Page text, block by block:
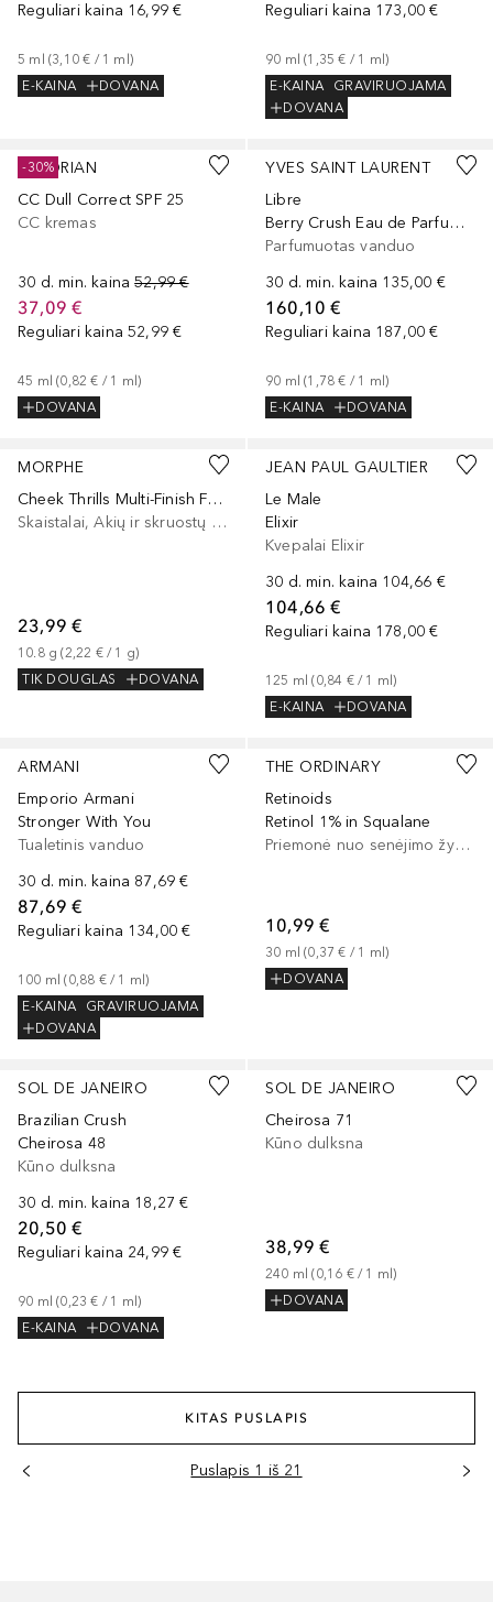
Reguliari kaina 16,99 €
5 ml (3,10 € / 1 ml)
E-KAINA
DOVANA
Reguliari kaina 173,00 €
90 ml (1,35 € / 1 ml)
E-KAINA
GRAVIRUOJAMA
DOVANA
ERBORIAN
CC Dull Correct SPF 25
CC kremas
30 d. min. kaina 52,99 €
37,09 €
Reguliari kaina 52,99 €
45 ml (0,82 € / 1 ml)
DOVANA
-30%
YVES SAINT LAURENT
Libre
Berry Crush Eau de Parfum Fruitée
Parfumuotas vanduo
30 d. min. kaina 135,00 €
160,10 €
Reguliari kaina 187,00 €
90 ml (1,78 € / 1 ml)
E-KAINA
DOVANA
MORPHE
Cheek Thrills Multi-Finish Face Trio
Skaistalai, Akių ir skruostų dažai, Lūpų ir skruostų dažai
23,99 €
10.8 g (2,22 € / 1 g)
TIK DOUGLAS
DOVANA
+7
JEAN PAUL GAULTIER
Le Male
Elixir
Kvepalai Elixir
30 d. min. kaina 104,66 €
104,66 €
Reguliari kaina 178,00 €
125 ml (0,84 € / 1 ml)
E-KAINA
DOVANA
ARMANI
Emporio Armani
Stronger With You
Tualetinis vanduo
30 d. min. kaina 87,69 €
87,69 €
Reguliari kaina 134,00 €
100 ml (0,88 € / 1 ml)
E-KAINA
GRAVIRUOJAMA
DOVANA
THE ORDINARY
Retinoids
Retinol 1% in Squalane
Priemonė nuo senėjimo žymių
10,99 €
30 ml (0,37 € / 1 ml)
DOVANA
SOL DE JANEIRO
Brazilian Crush
Cheirosa 48
Kūno dulksna
30 d. min. kaina 18,27 €
20,50 €
Reguliari kaina 24,99 €
90 ml (0,23 € / 1 ml)
E-KAINA
DOVANA
SOL DE JANEIRO
Cheirosa 71
Kūno dulksna
38,99 €
240 ml (0,16 € / 1 ml)
DOVANA
KITAS PUSLAPIS
Puslapis 1 iš 21